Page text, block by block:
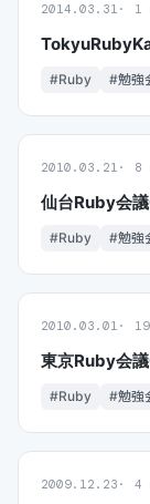
2014.03.31 1
#Ruby #勉強
2010.03.21 8
仙台Ruby会
#Ruby #勉強
2010.03.01
東京Ruby会
#Ruby #勉強
2009.12.23 4